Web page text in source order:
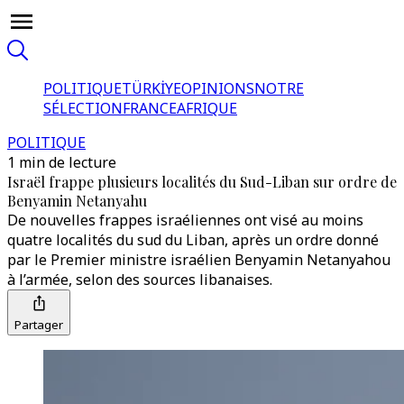
POLITIQUETÜRKİYEOPINIONSNOTRE
SÉLECTIONFRANCEAFRIQUE
POLITIQUE
1 min de lecture
Israël frappe plusieurs localités du Sud-Liban sur ordre de
Benyamin Netanyahu
De nouvelles frappes israéliennes ont visé au moins
quatre localités du sud du Liban, après un ordre donné
par le Premier ministre israélien Benyamin Netanyahou
à l’armée, selon des sources libanaises.
Partager